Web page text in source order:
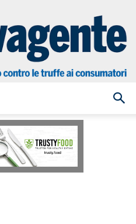
Salvagente